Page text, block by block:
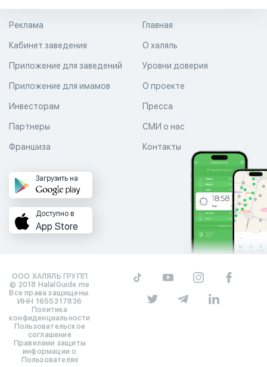
Главная
О халяль
Уровни доверия
Реклама
Кабинет заведения
Приложение для заведений
Приложение для имамов О проекте
Пресса
СМИ о нас
Контакты
Инвесторам
Партнеры
Франшиза
Загрузить на
Доступно в
App Store
ООО ХАЛЯЛЬ ГРУПП
© 2018 HalalGuide.me
Все права защищены.
ИНН 1655317836
Политика
конфиденциальности
Пользовательское
соглашение
Правилами защиты
информации о
Пользователях